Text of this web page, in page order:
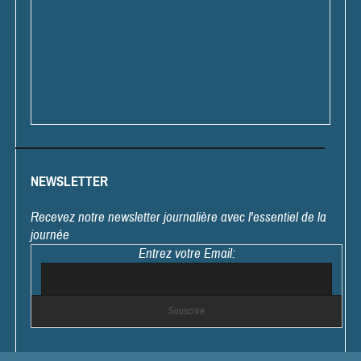
NEWSLETTER
Recevez notre newsletter journalière avec l'essentiel de la
journée
Entrez votre Email: